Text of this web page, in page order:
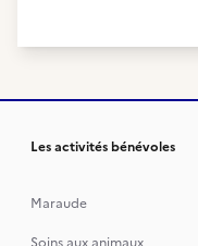
Les activités bénévoles
Maraude